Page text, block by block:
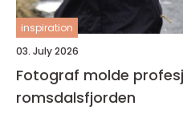
inspiration
03. July 2026
Fotograf molde profesjonell bildekunst ved
romsdalsfjorden